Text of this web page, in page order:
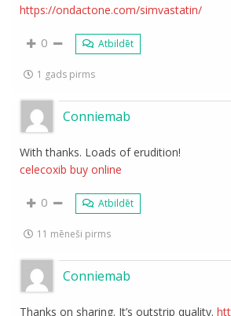
https://ondactone.com/simvastatin/
0 Atbildēt
1 gads pirms
Conniemab
With thanks. Loads of erudition!
celecoxib buy online
0 Atbildēt
11 mēneši pirms
Conniemab
Thanks on sharing. It’s outstrip quality.